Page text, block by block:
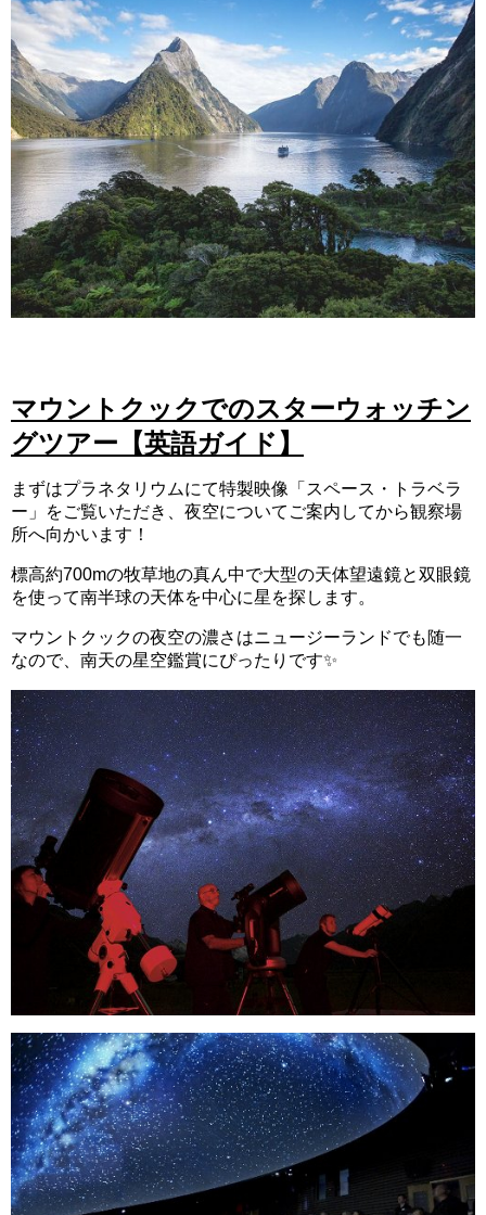
マウントクックでのスターウォッチン
グツアー【英語ガイド】
まずはプラネタリウムにて特製映像「スペース・トラベラ
ー」をご覧いただき、夜空についてご案内してから観察場
所へ向かいます！
標高約700mの牧草地の真ん中で大型の天体望遠鏡と双眼鏡
を使って南半球の天体を中心に星を探します。
マウントクックの夜空の濃さはニュージーランドでも随一
なので、南天の星空鑑賞にぴったりです✨